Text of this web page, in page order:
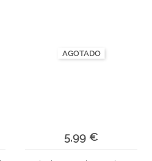
AGOTADO
5,99 €